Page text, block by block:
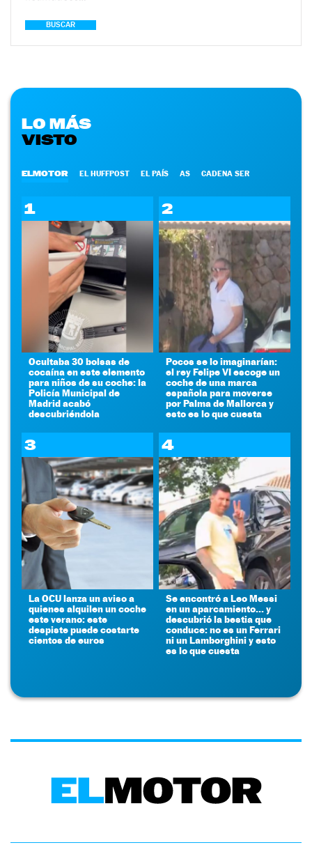
BUSCAR
LO MÁS
VISTO
ELMOTOR EL HUFFPOST EL PAÍS AS CADENA SER
1
Ocultaba 30 bolsas de
cocaína en este elemento
para niños de su coche: la
Policía Municipal de
Madrid acabó
descubriéndola
2
Pocos se lo imaginarían:
el rey Felipe VI escoge un
coche de una marca
española para moverse
por Palma de Mallorca y
esto es lo que cuesta
3
La OCU lanza un aviso a
quienes alquilen un coche
este verano: este
despiste puede costarte
cientos de euros
4
Se encontró a Leo Messi
en un aparcamiento... y
descubrió la bestia que
conduce: no es un Ferrari
ni un Lamborghini y esto
es lo que cuesta